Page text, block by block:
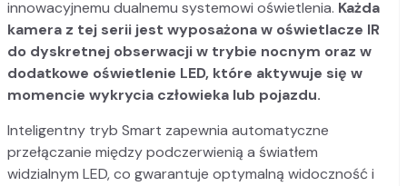
innowacyjnemu dualnemu systemowi oświetlenia. Każda
kamera z tej serii jest wyposażona w oświetlacze IR
do dyskretnej obserwacji w trybie nocnym oraz w
dodatkowe oświetlenie LED, które aktywuje się w
momencie wykrycia człowieka lub pojazdu.
Inteligentny tryb Smart zapewnia automatyczne
przełączanie między podczerwienią a światłem
widzialnym LED, co gwarantuje optymalną widoczność i